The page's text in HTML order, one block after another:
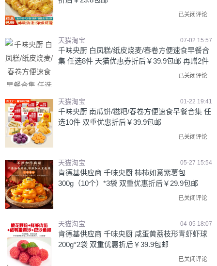
已关闭评论
天猫淘宝 07-02 15:57
千味央厨 白凤糕/纸皮烧麦/春卷方便速食早餐合
集 任选8件 天猫优惠券折后￥39.9包邮 再赠2件
已关闭评论
天猫淘宝 01-22 19:41
千味央厨 南瓜饼/糍粑/春卷方便速食早餐合集 任
选10件 双重优惠折后￥39.9包邮
已关闭评论
天猫淘宝 05-27 15:54
肯德基供应商 千味央厨 柿柿如意紫薯包
300g（10个）*3袋 双重优惠折后￥29.9包邮
已关闭评论
天猫淘宝 04-05 18:07
肯德基供应商 千味央厨 咸蛋黄荔枝形青虾虾球
200g*2袋 双重优惠折后￥39.9包邮
已关闭评论